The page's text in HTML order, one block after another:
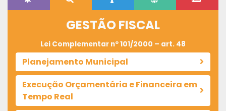
GESTÃO FISCAL
Lei Complementar nº 101/2000 – art. 48
Planejamento Municipal
Execução Orçamentária e Financeira em
Tempo Real